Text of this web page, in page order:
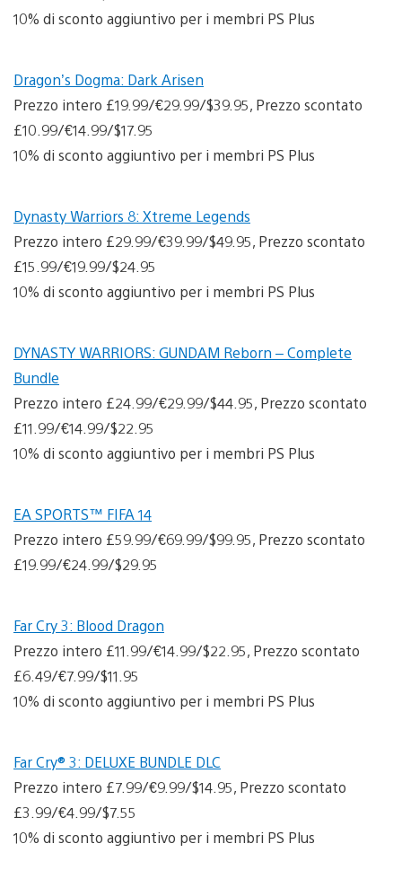
10% di sconto aggiuntivo per i membri PS Plus
Dragon’s Dogma: Dark Arisen
Prezzo intero £19.99/€29.99/$39.95, Prezzo scontato
£10.99/€14.99/$17.95
10% di sconto aggiuntivo per i membri PS Plus
Dynasty Warriors 8: Xtreme Legends
Prezzo intero £29.99/€39.99/$49.95, Prezzo scontato
£15.99/€19.99/$24.95
10% di sconto aggiuntivo per i membri PS Plus
DYNASTY WARRIORS: GUNDAM Reborn – Complete
Bundle
Prezzo intero £24.99/€29.99/$44.95, Prezzo scontato
£11.99/€14.99/$22.95
10% di sconto aggiuntivo per i membri PS Plus
EA SPORTS™ FIFA 14
Prezzo intero £59.99/€69.99/$99.95, Prezzo scontato
£19.99/€24.99/$29.95
Far Cry 3: Blood Dragon
Prezzo intero £11.99/€14.99/$22.95, Prezzo scontato
£6.49/€7.99/$11.95
10% di sconto aggiuntivo per i membri PS Plus
Far Cry® 3: DELUXE BUNDLE DLC
Prezzo intero £7.99/€9.99/$14.95, Prezzo scontato
£3.99/€4.99/$7.55
10% di sconto aggiuntivo per i membri PS Plus